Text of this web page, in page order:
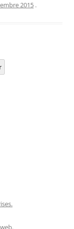
2015 .